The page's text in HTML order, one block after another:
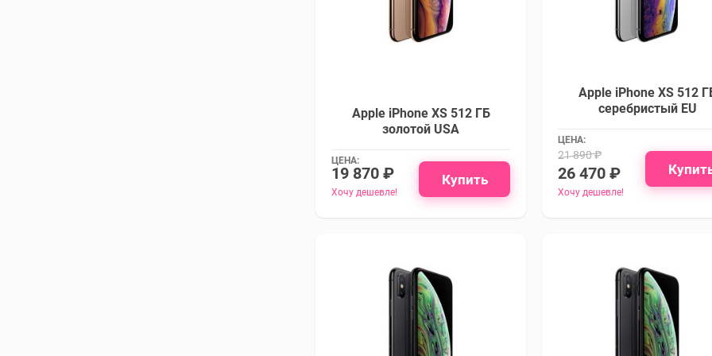
Apple iPhone XS 512 ГБ
золотой USA
ЦЕНА:
19 870 ₽
Хочу дешевле!
Купить
Apple iPhone XS 512
серебристый EU
ЦЕНА:
21 890 ₽
26 470 ₽
Хочу дешевле!